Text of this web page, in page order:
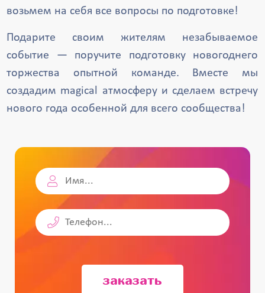
возьмем на себя все вопросы по подготовке!
Подарите своим жителям незабываемое
событие — поручите подготовку новогоднего
торжества опытной команде. Вместе мы
создадим magical атмосферу и сделаем встречу
нового года особенной для всего сообщества!
заказать